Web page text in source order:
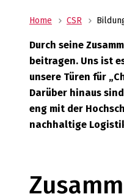
Home CSR
Durch seine
beitragen. Uns ist
unsere Türen für
Darüber hinaus
eng mit der
nachhaltige